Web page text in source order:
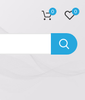
0 0